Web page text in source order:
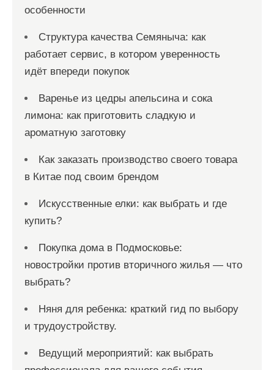
особенности
Структура качества Семяныча: как
работает сервис, в котором уверенность
идёт впереди покупок
Варенье из цедры апельсина и сока
лимона: как приготовить сладкую и
ароматную заготовку
Как заказать производство своего товара
в Китае под своим брендом
Искусственные елки: как выбрать и где
купить?
Покупка дома в Подмосковье:
новостройки против вторичного жилья — что
выбрать?
Няня для ребенка: краткий гид по выбору
и трудоустройству.
Ведущий мероприятий: как выбрать